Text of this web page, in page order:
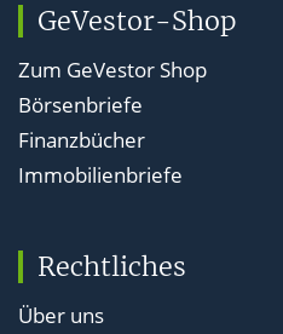
GeVestor-Shop
Zum GeVestor Shop
Börsenbriefe
Finanzbücher
Immobilienbriefe
Rechtliches
Über uns